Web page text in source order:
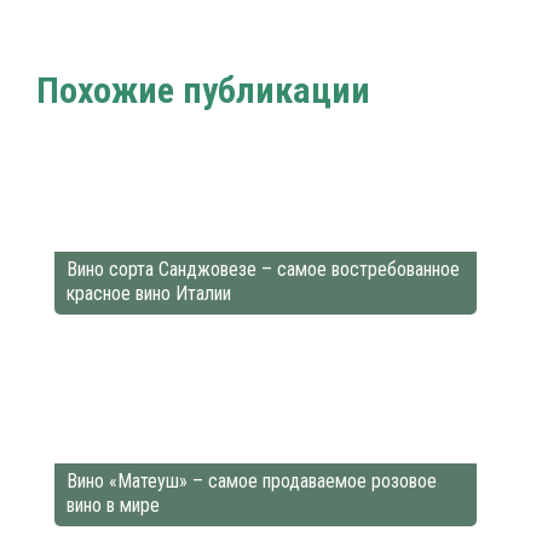
Похожие публикации
Вино сорта Санджовезе – самое востребованное
красное вино Италии
Вино «Матеуш» – самое продаваемое розовое
вино в мире